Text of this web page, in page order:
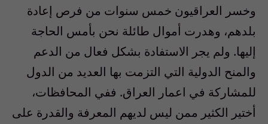
وخسر العراقيون خمس سنوات من فرص إعادة
بلدهم، وهدرت أموال طائلة نحن بأمس الحاجة
إليها. ولم يجر الاستفادة بشكل فعال من الدعم
والمنح الدولية التي التزمت بها العديد من الدول
للمشاركة في اعمار العراق. ففي المحافظات،
أختير الكثير ممن ليس لديهم المعرفة والقدرة على